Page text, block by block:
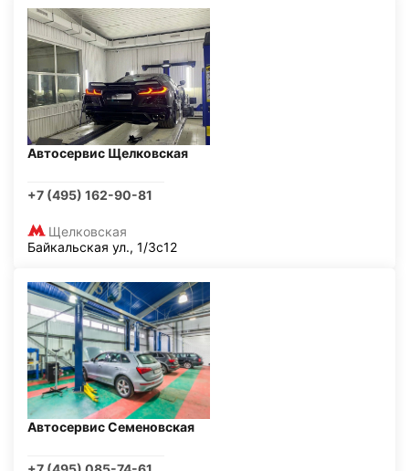
Автосервис Щелковская
+7 (495) 162-90-81
Щелковская
Байкальская ул., 1/3с12
Автосервис Семеновская